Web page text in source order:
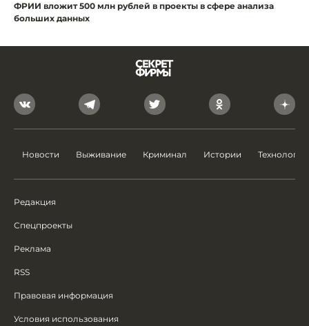
ФРИИ вложит 500 млн рублей в проекты в сфере анализа
больших данных
Новости Выживание Криминал Истории Технологии
Редакция
Спецпроекты
Реклама
RSS
Правовая информация
Условия использования